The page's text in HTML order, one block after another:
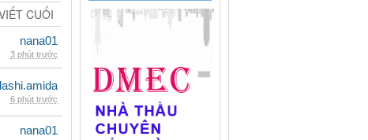
CUỐI
nana01
3 phút trước
6 phút trước
nana01